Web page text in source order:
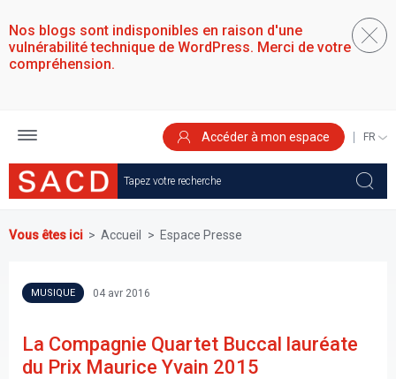
au
contenu
principal
Nos blogs sont indisponibles en raison d'une
vulnérabilité technique de WordPress. Merci de votre
compréhension.
Accéder à mon espace
YOUR
Vous êtes ici Accueil Espace Presse
MUSIQUE 04 avr 2016
La Compagnie Quartet Buccal lauréate
du Prix Maurice Yvain 2015